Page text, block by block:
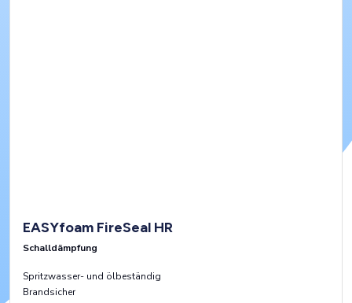
EASYfoam FireSeal HR
Schalldämpfung
Spritzwasser- und ölbeständig
Brandsicher